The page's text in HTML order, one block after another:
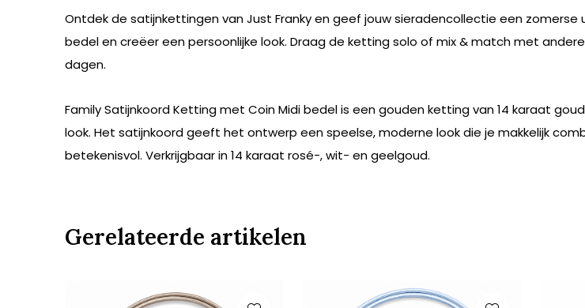
Ontdek de satijnkettingen van Just Franky en geef jouw sieradencollectie een
bedel en creëer een persoonlijke look. Draag de ketting solo of mix & match met
dagen.
Family Satijnkoord Ketting met Coin Midi bedel is een gouden ketting van 14 karaat
look. Het satijnkoord geeft het ontwerp een speelse, moderne look die je makkelijk
betekenisvol. Verkrijgbaar in 14 karaat rosé-, wit- en geelgoud.
Gerelateerde artikelen